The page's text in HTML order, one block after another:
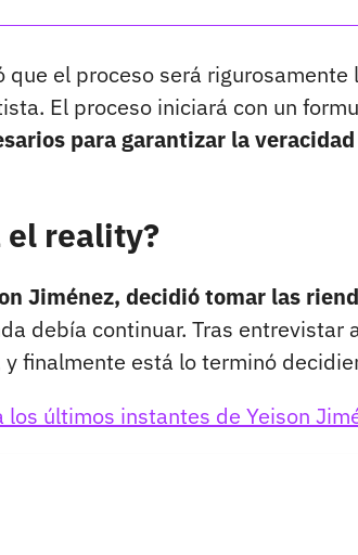
el proceso será rigurosamente
El proceso iniciará con un
para garantizar la
el reality?
Jiménez, decidió tomar las
debía continuar. Tras entrevistar
finalmente está lo terminó
últimos instantes de Yeison